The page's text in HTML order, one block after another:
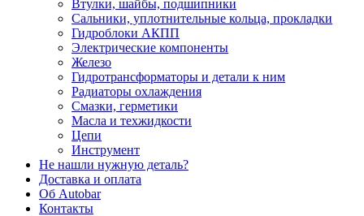
Втулки, шайбы, подшипники
Сальники, уплотнительные кольца, прокладки
Гидроблоки АКПП
Электрические компоненты
Железо
Гидротрансформаторы и детали к ним
Радиаторы охлаждения
Смазки, герметики
Масла и техжидкости
Цепи
Инструмент
Не нашли нужную деталь?
Доставка и оплата
Об Autobar
Контакты